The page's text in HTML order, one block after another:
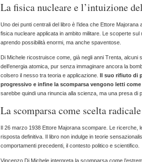
La fisica nucleare e l’intuizione
Uno dei punti centrali del libro è l’idea che Ettore
fisica nucleare applicata in ambito militare. Le scoperte
aprendo possibilità enormi, ma anche spaventose.
Di Michele ricostruisce come, già negli anni Trenta,
dell’energia atomica, pur senza immaginare ancora la
colsero il nesso tra teoria e applicazione. Il suo rifiuto di
progressivo e infine la scomparsa vengono letti
sarebbe quindi una rinuncia alla scienza, ma una presa di
La scomparsa come scelta radicale
Il 26 marzo 1938 Ettore Majorana scompare. Le ricerche,
risposta definitiva. Il libro non indulge in teorie
comportamenti precedenti, il contesto politico e scientifico.
Vincenzo Di Michele interpreta la scomparsa come